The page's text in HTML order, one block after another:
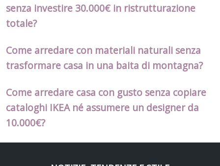
senza investire 30.000€ in ristrutturazione
totale?
Come arredare con materiali naturali senza
trasformare casa in una baita di montagna?
Come arredare casa con gusto senza copiare
cataloghi IKEA né assumere un designer da
10.000€?